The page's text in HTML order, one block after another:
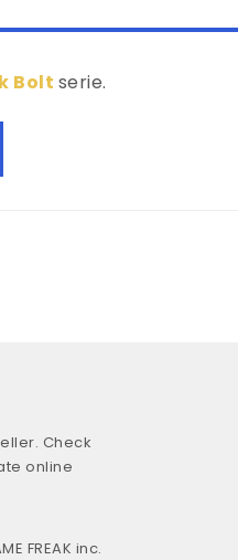
Bolt serie.
Check
online
FREAK inc.